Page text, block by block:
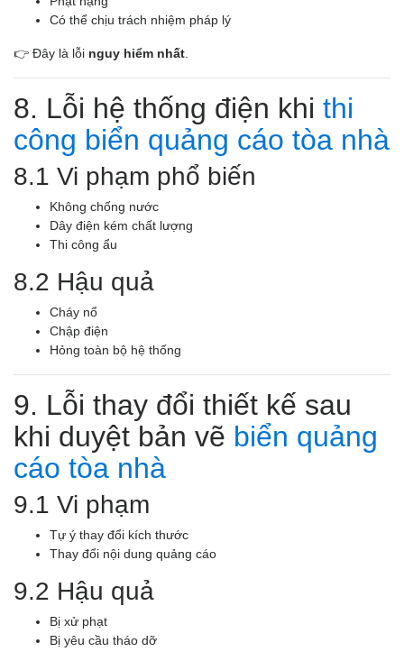
Có thể chịu trách nhiệm pháp lý
👉 Đây là lỗi nguy hiểm nhất
8. Lỗi hệ thống điện khi thi
công biển quảng cáo tòa nhà
8.1 Vi phạm phổ biến
Không chống nước
Dây điện kém chất lượng
Thi công ẩu
8.2 Hậu quả
Cháy nổ
Chập điện
Hỏng toàn bộ hệ thống
9. Lỗi thay đổi thiết kế sau
khi duyệt bản vẽ biển quảng
cáo tòa nhà
9.1 Vi phạm
Tự ý thay đổi kích thước
Thay đổi nội dung quảng cáo
9.2 Hậu quả
Bị xử phạt
Bị yêu cầu tháo dỡ